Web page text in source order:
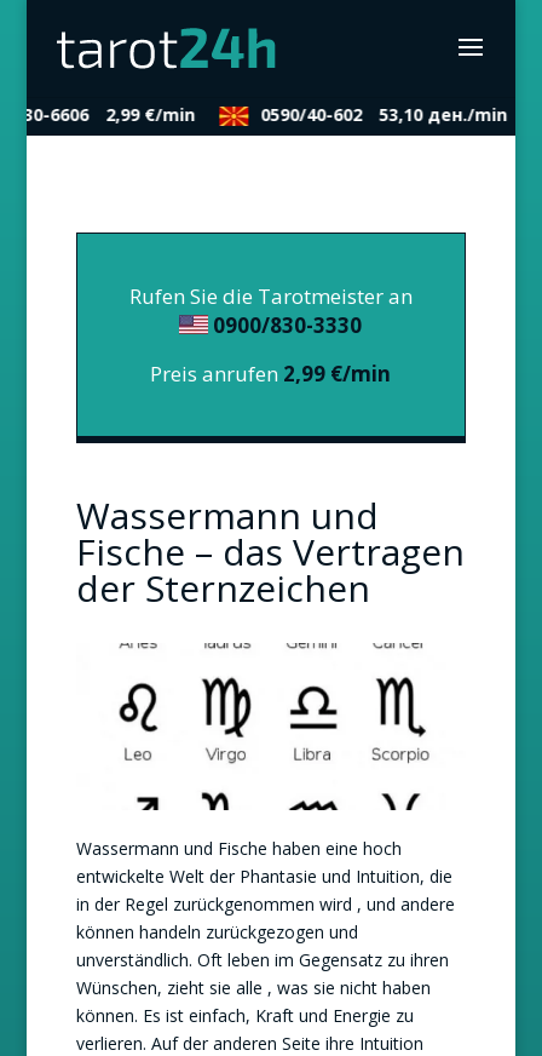
830-6606 2,99 €/min 0590/40-602 53,10 ден./min
Rufen Sie die Tarotmeister an
0900/830-3330
Preis anrufen 2,99 €/min
Wassermann und
Fische – das Vertragen
der Sternzeichen
Wassermann und Fische haben eine hoch
entwickelte Welt der Phantasie und Intuition, die
in der Regel zurückgenommen wird , und andere
können handeln zurückgezogen und
unverständlich. Oft leben im Gegensatz zu ihren
Wünschen, zieht sie alle , was sie nicht haben
können. Es ist einfach, Kraft und Energie zu
verlieren. Auf der anderen Seite ihre Intuition